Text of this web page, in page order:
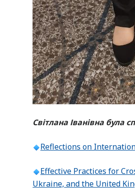
Світлана Іванівна була
Reflections on
Effective Practices for
Ukraine, and the United